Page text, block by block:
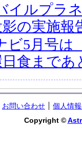
イルプラ
の実施報
ビ5月号は
食まであ
お問い合わせ
個人情
Copyright ©